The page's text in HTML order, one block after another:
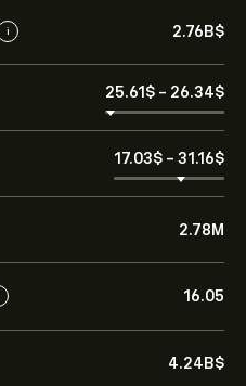
i 2.76B‎$‎
25.61‎$‎ - 26.34‎$‎
17.03‎$‎ - 31.16‎$‎
2.78M
16.05
4.24B‎$‎